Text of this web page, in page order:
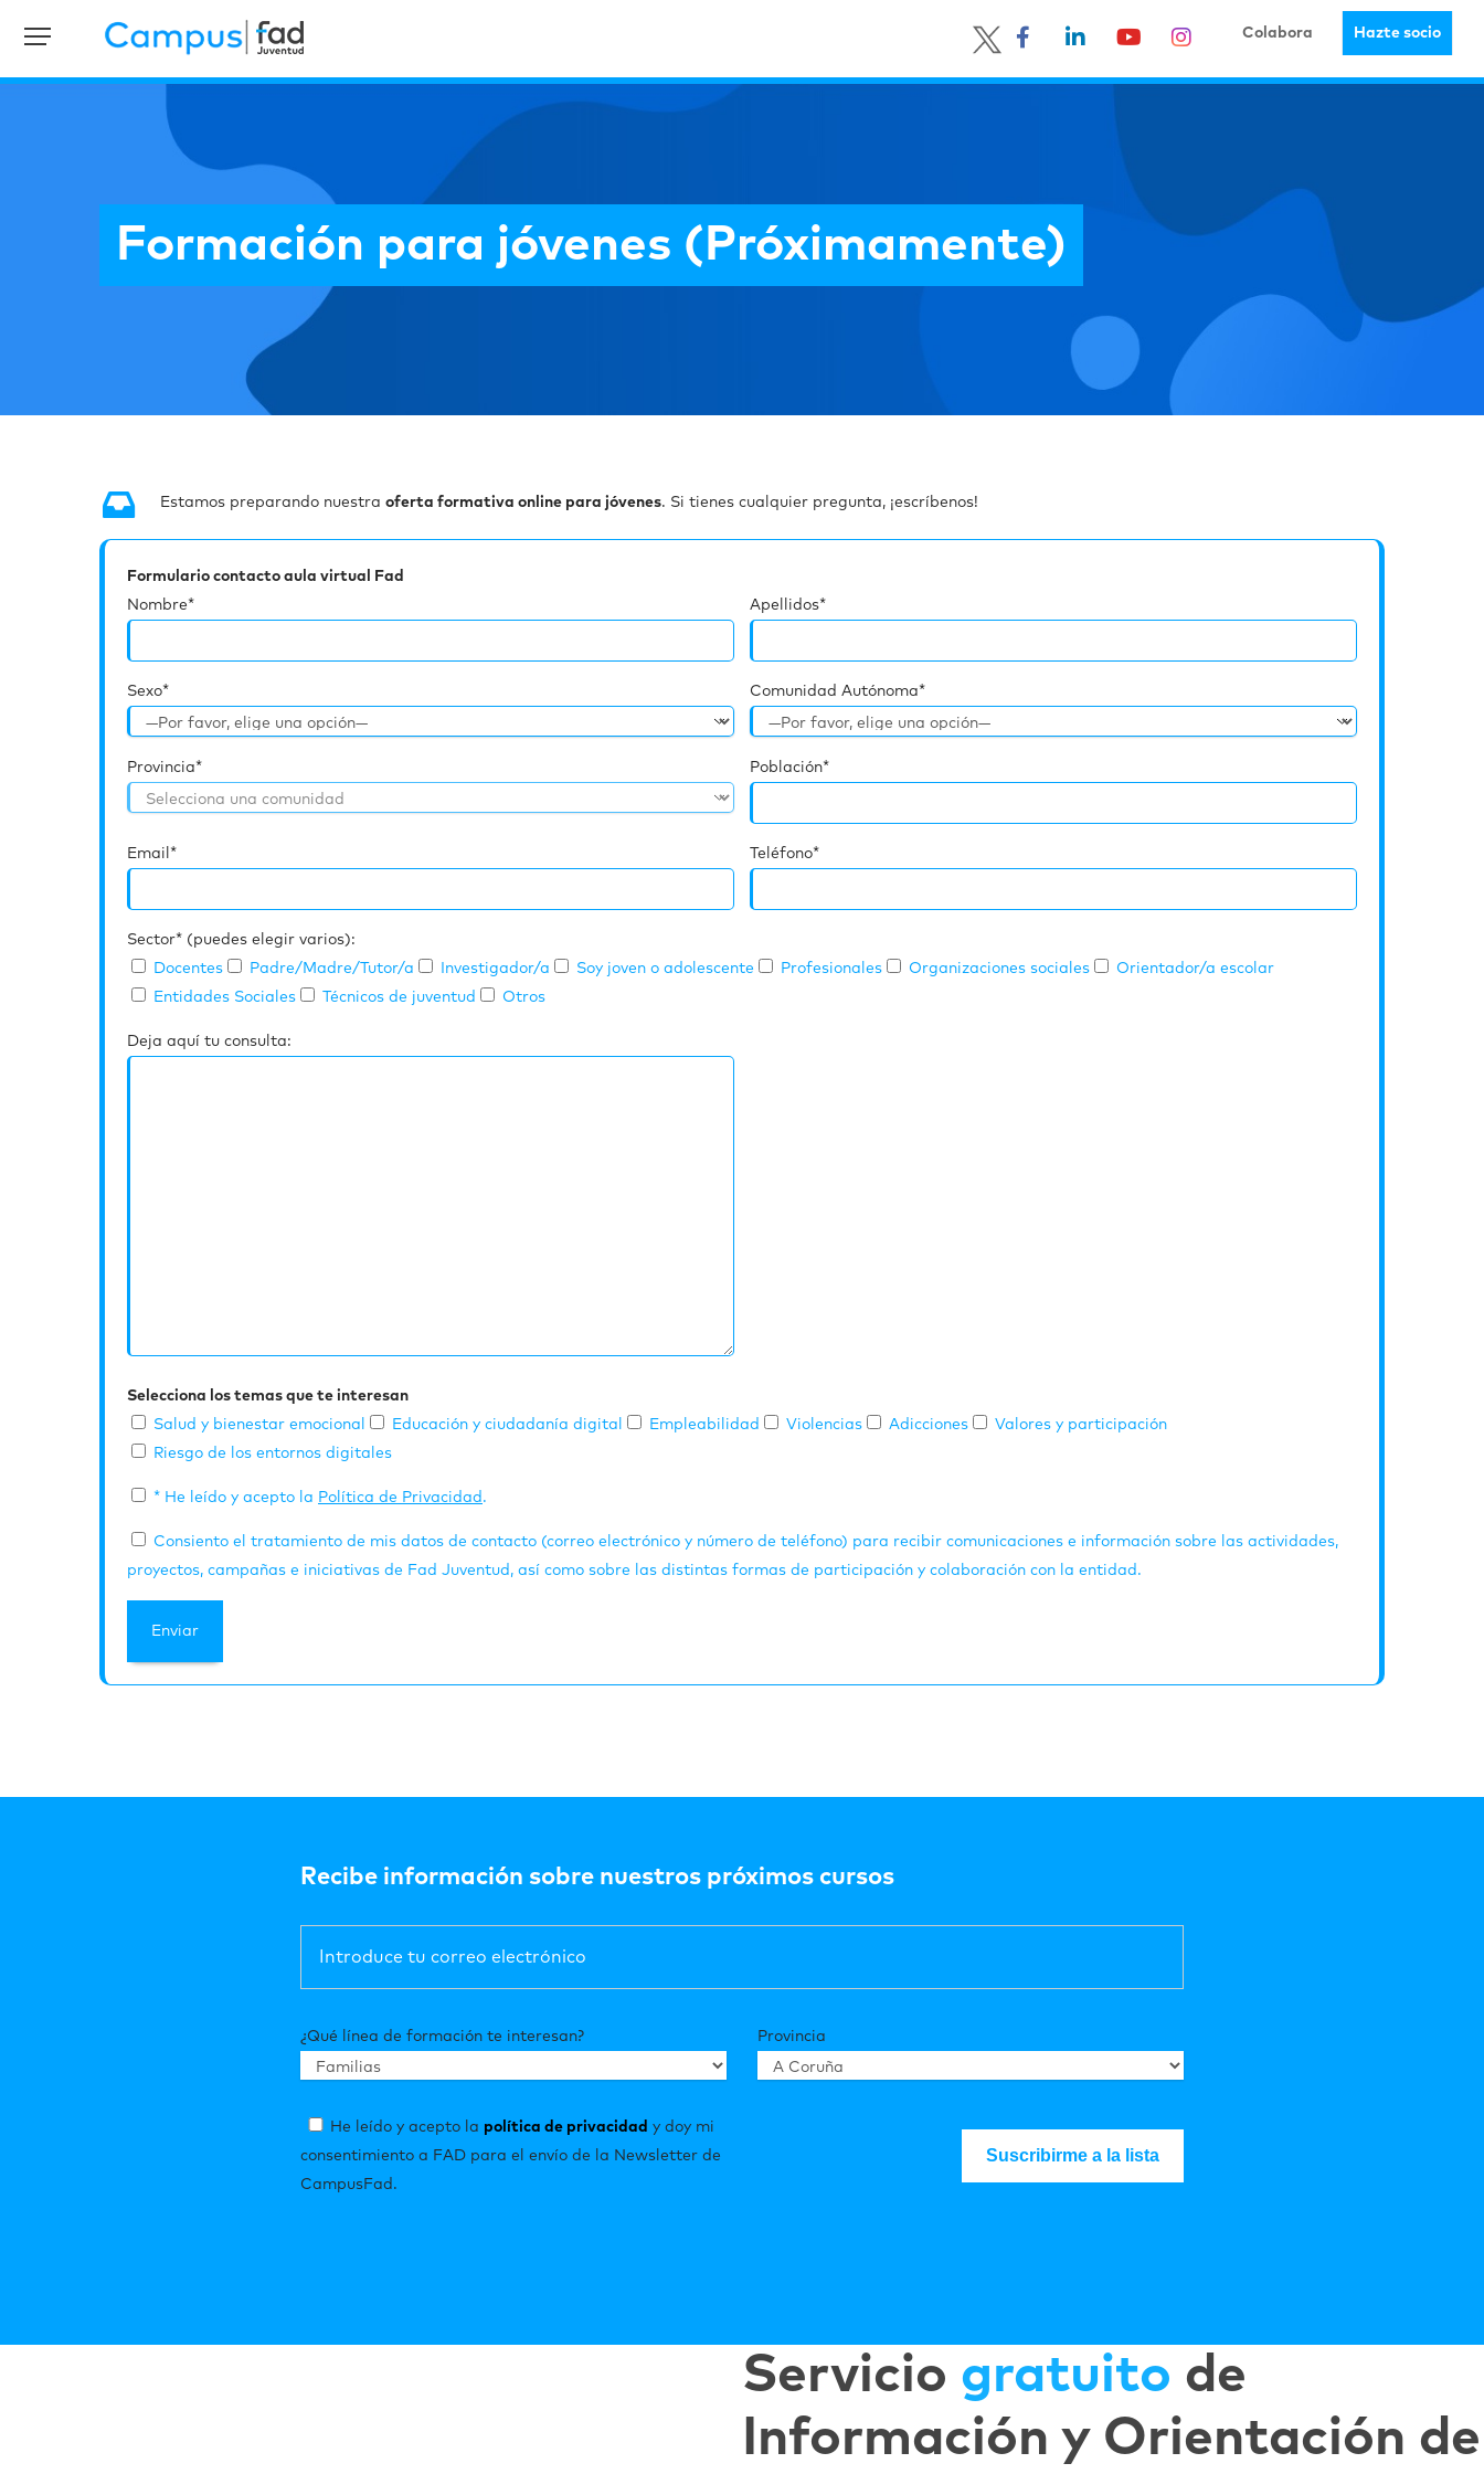
Colabora Hazte socio
Formación para jóvenes (Próximamente)
Estamos preparando nuestra oferta formativa online para jóvenes. Si tienes cualquier pregunta, ¡escríbenos!
Formulario contacto aula virtual Fad
Nombre*
Apellidos*
Sexo* Comunidad Autónoma*
Provincia* Población*
Email* Teléfono*
Sector* (puedes elegir varios):
Docentes
Padre/Madre/Tutor/a Investigador/a Soy joven o adolescente Profesionales Organizaciones sociales
Orientador/a escolar
Entidades Sociales
Técnicos de juventud Otros
Deja aquí tu consulta:
Selecciona los temas que te interesan
Salud y bienestar emocional
Educación y ciudadanía digital Empleabilidad Violencias Adicciones
Valores y participación
Riesgo de los entornos digitales
* He leído y acepto la Política de Privacidad .
Consiento el tratamiento de mis datos de contacto (correo electrónico y número de teléfono) para recibir comunicaciones e información sobre las actividades,
proyectos, campañas e iniciativas de Fad Juventud, así como sobre las distintas formas de participación y colaboración con la entidad.
Recibe información sobre nuestros próximos cursos
¿Qué línea de formación te interesan? Provincia
He leído y acepto la política de privacidad y doy mi
consentimiento a FAD para el envío de la Newsletter de
CampusFad.
Servicio gratuito de
Información y Orientación de